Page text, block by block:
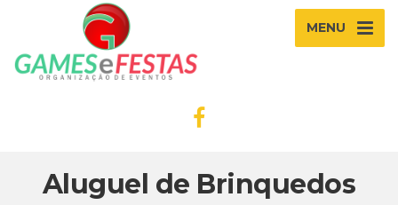
MENU
Aluguel de Brinquedos